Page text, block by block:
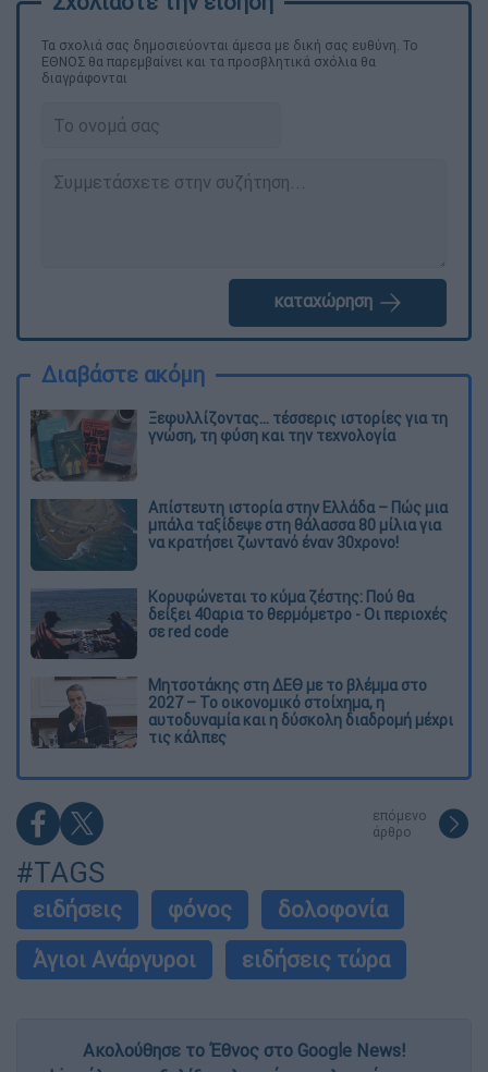
Τα σχολιά σας δημοσιεύονται άμεσα με δική σας ευθύνη. Το
ΕΘΝΟΣ θα παρεμβαίνει και τα προσβλητικά σχόλια θα
διαγράφονται
καταχώρηση
Διαβάστε ακόμη
Ξεφυλλίζοντας... τέσσερις ιστορίες για τη
γνώση, τη φύση και την τεχνολογία
Απίστευτη ιστορία στην Ελλάδα – Πώς μια
μπάλα ταξίδεψε στη θάλασσα 80 μίλια για
να κρατήσει ζωντανό έναν 30χρονο!
Κορυφώνεται το κύμα ζέστης: Πού θα
δείξει 40αρια το θερμόμετρο - Οι περιοχές
σε red code
Μητσοτάκης στη ΔΕΘ με το βλέμμα στο
2027 – Το οικονομικό στοίχημα, η
αυτοδυναμία και η δύσκολη διαδρομή μέχρι
τις κάλπες
επόμενο
άρθρο
#TAGS
ειδήσεις φόνος
δολοφονία
Άγιοι Ανάργυροι
ειδήσεις τώρα
Ακολούθησε το Έθνος στο Google News!